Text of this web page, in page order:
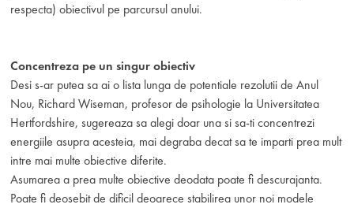
respecta) obiectivul pe parcursul anului.
Concentreza pe un singur obiectiv
Desi s-ar putea sa ai o lista lunga de potentiale rezolutii de Anul
Nou, Richard Wiseman, profesor de psihologie la Universitatea
Hertfordshire, sugereaza sa alegi doar una si sa-ti concentrezi
energiile asupra acesteia, mai degraba decat sa te imparti prea mult
intre mai multe obiective diferite.
Asumarea a prea multe obiective deodata poate fi descurajanta.
Poate fi deosebit de dificil deoarece stabilirea unor noi modele